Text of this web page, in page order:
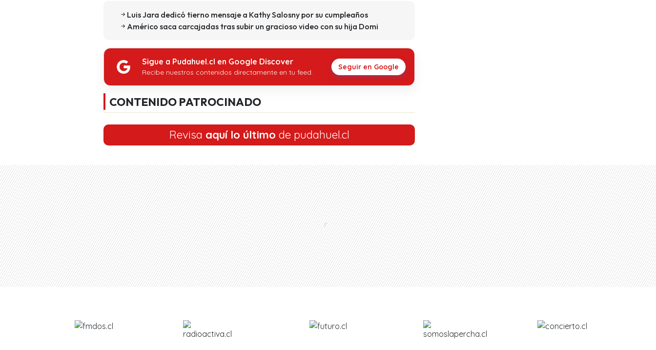
Luis Jara dedicó tierno mensaje a Kathy Salosny por su cumpleaños
Américo saca carcajadas tras subir un gracioso video con su hija Domi
Sigue a Pudahuel.cl en Google Discover
Recibe nuestros contenidos directamente en tu feed.
Seguir en Google
CONTENIDO PATROCINADO
Revisa aquí lo último de pudahuel.cl